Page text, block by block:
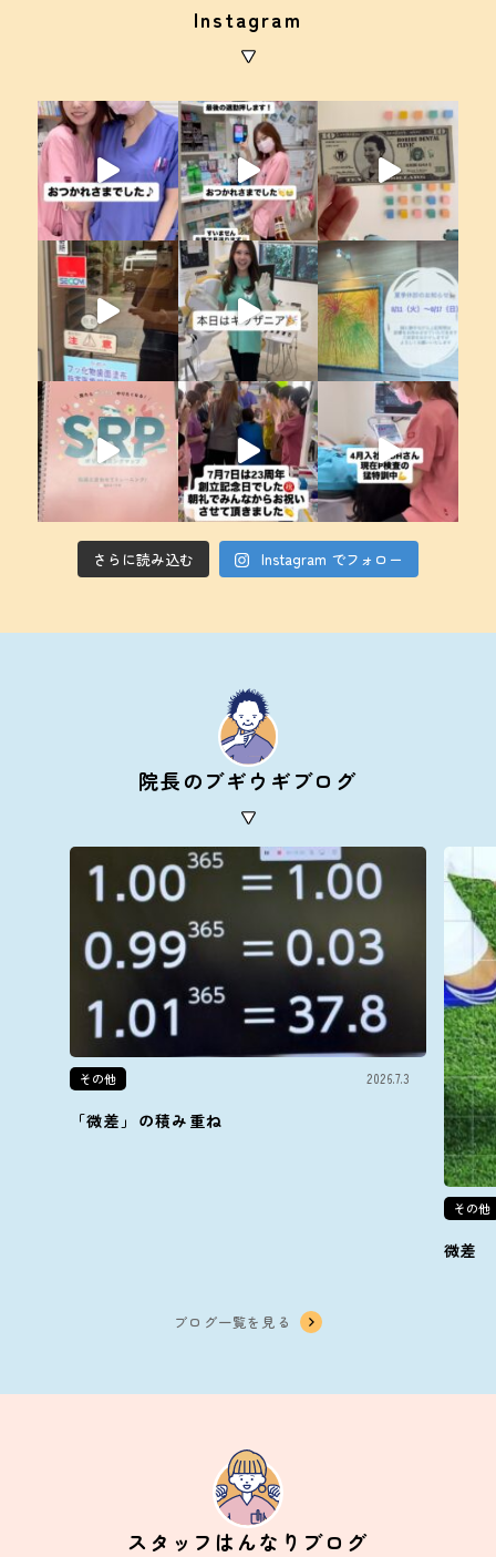
Instagram
さらに読み込む Instagram でフォロー
院長のブギウギブログ
その他 2026.7.3
「微差」の積み重ね
その他
微差
ブログ一覧を見る
スタッフはんなりブログ